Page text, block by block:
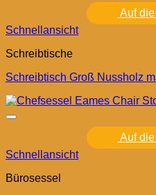
Auf
Schnellansicht
Schreibtische
Schreibtisch Groß Nussholz
Auf
Schnellansicht
Bürosessel